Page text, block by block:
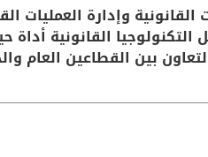
وإدارة العمليات
التطورات التقنية ودعم رؤية 2030، ستظل
بين القطاعين العام